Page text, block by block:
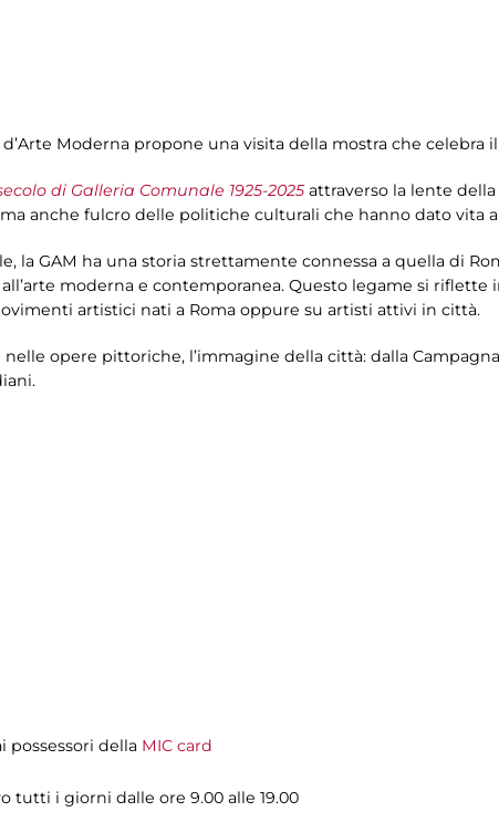
Moderna propone una visita della mostra che celebra
di Galleria Comunale 1925-2025attraverso la lente
anche fulcro delle politiche culturali che hanno dato vita
la GAM ha una storia strettamente connessa a quella di
moderna e contemporanea. Questo legame si riflette
artistici nati a Roma oppure su artisti attivi in città.
opere pittoriche, l’immagine della città: dalla
possessori della MIC card
tutti i giorni dalle ore 9.00 alle 19.00